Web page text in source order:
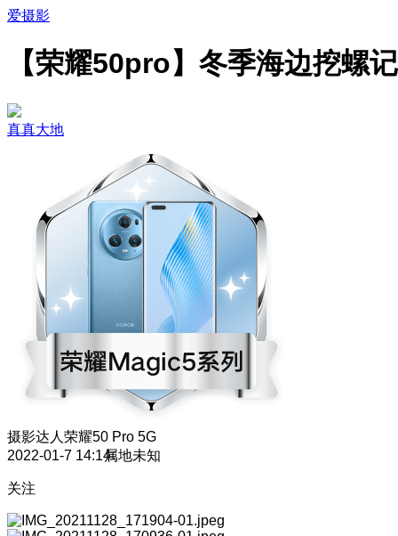
爱摄影
【荣耀50pro】冬季海边挖螺记
真真大地
摄影达人 荣耀50 Pro 5G
2022-01-7 14:14属地未知
关注